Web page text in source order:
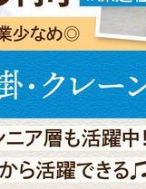
ります。
サイズです。
作業ではなく